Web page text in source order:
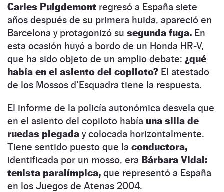
Carles Puigdemont regresó a España siete
años después de su primera huida, apareció en
Barcelona y protagonizó su segunda fuga. En
esta ocasión huyó a bordo de un Honda HR-V,
que ha sido objeto de un amplio debate: ¿qué
había en el asiento del copiloto? El atestado
de los Mossos d’Esquadra tiene la respuesta.
El informe de la policía autonómica desvela que
en el asiento del copiloto había una silla de
ruedas plegada y colocada horizontalmente.
Tiene sentido puesto que la conductora,
identificada por un mosso, era Bárbara Vidal:
tenista paralímpica, que representó a España
en los Juegos de Atenas 2004.